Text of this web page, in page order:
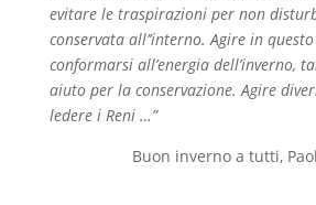
evitare le traspirazioni per non
conservata all’’interno. Agire in
conformarsi all’energia dell’inverno,
aiuto per la conservazione. Agire
ledere i Reni …”
Buon inverno a tutti,